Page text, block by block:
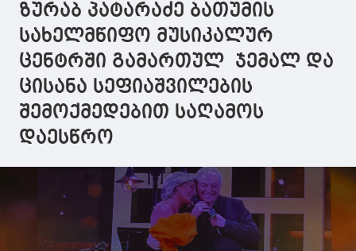
ზურაბ პატარაძე ბათუმის
სახელმწიფო მუსიკალურ
ცენტრში გამართულ ჯემალ და
ცისანა სეფიაშვილების
შემოქმედებით საღამოს
დაესწრო